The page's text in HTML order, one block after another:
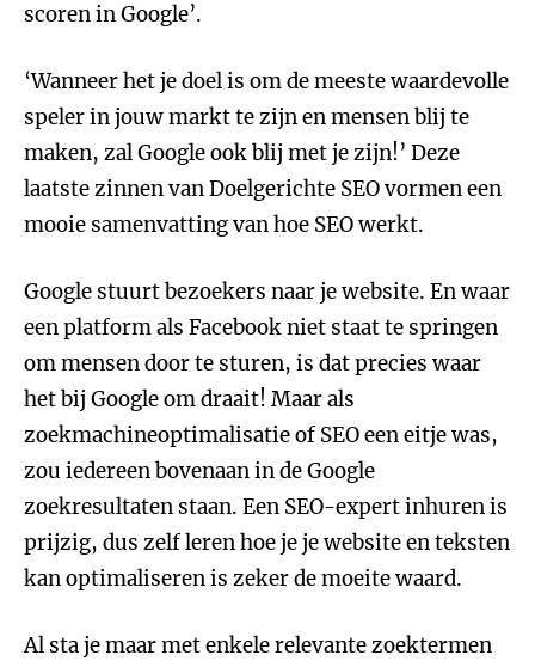
scoren in Google’.
‘Wanneer het je doel is om de meeste waardevolle
speler in jouw markt te zijn en mensen blij te
maken, zal Google ook blij met je zijn!’ Deze
laatste zinnen van Doelgerichte SEO vormen een
mooie samenvatting van hoe SEO werkt.
Google stuurt bezoekers naar je website. En waar
een platform als Facebook niet staat te springen
om mensen door te sturen, is dat precies waar
het bij Google om draait! Maar als
zoekmachineoptimalisatie of SEO een eitje was,
zou iedereen bovenaan in de Google
zoekresultaten staan. Een SEO-expert inhuren is
prijzig, dus zelf leren hoe je je website en teksten
kan optimaliseren is zeker de moeite waard.
Al sta je maar met enkele relevante zoektermen